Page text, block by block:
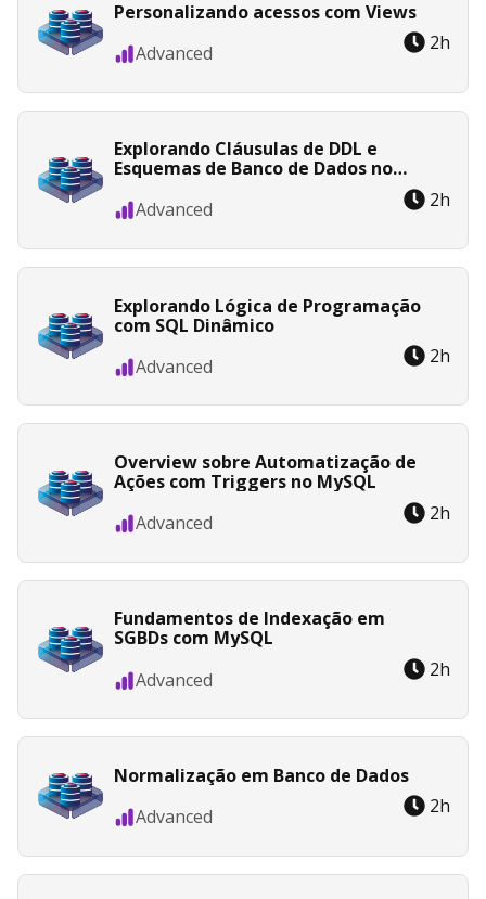
Personalizando acessos com Views
Advanced
2h
Explorando Cláusulas de DDL e
Esquemas de Banco de Dados no
Advanced
2h
Explorando Lógica de Programação
com SQL Dinâmico
Advanced
2h
Overview sobre Automatização de
Ações com Triggers no MySQL
Advanced
2h
Fundamentos de Indexação em
SGBDs com MySQL
Advanced
2h
Normalização em Banco de Dados
Advanced
2h